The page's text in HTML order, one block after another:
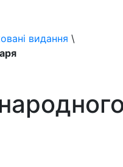
видання \